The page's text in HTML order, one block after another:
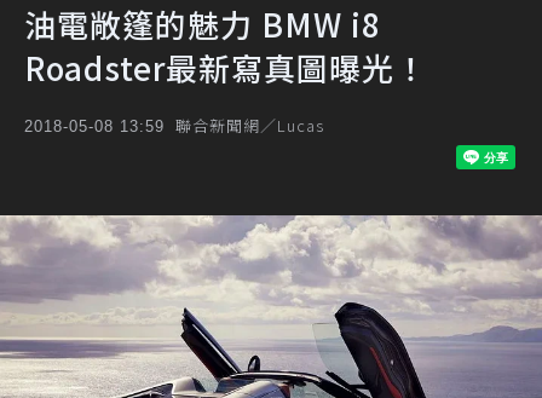
油電敞篷的魅力 BMW i8
Roadster最新寫真圖曝光！
2018-05-08 13:59 聯合新聞網／Lucas